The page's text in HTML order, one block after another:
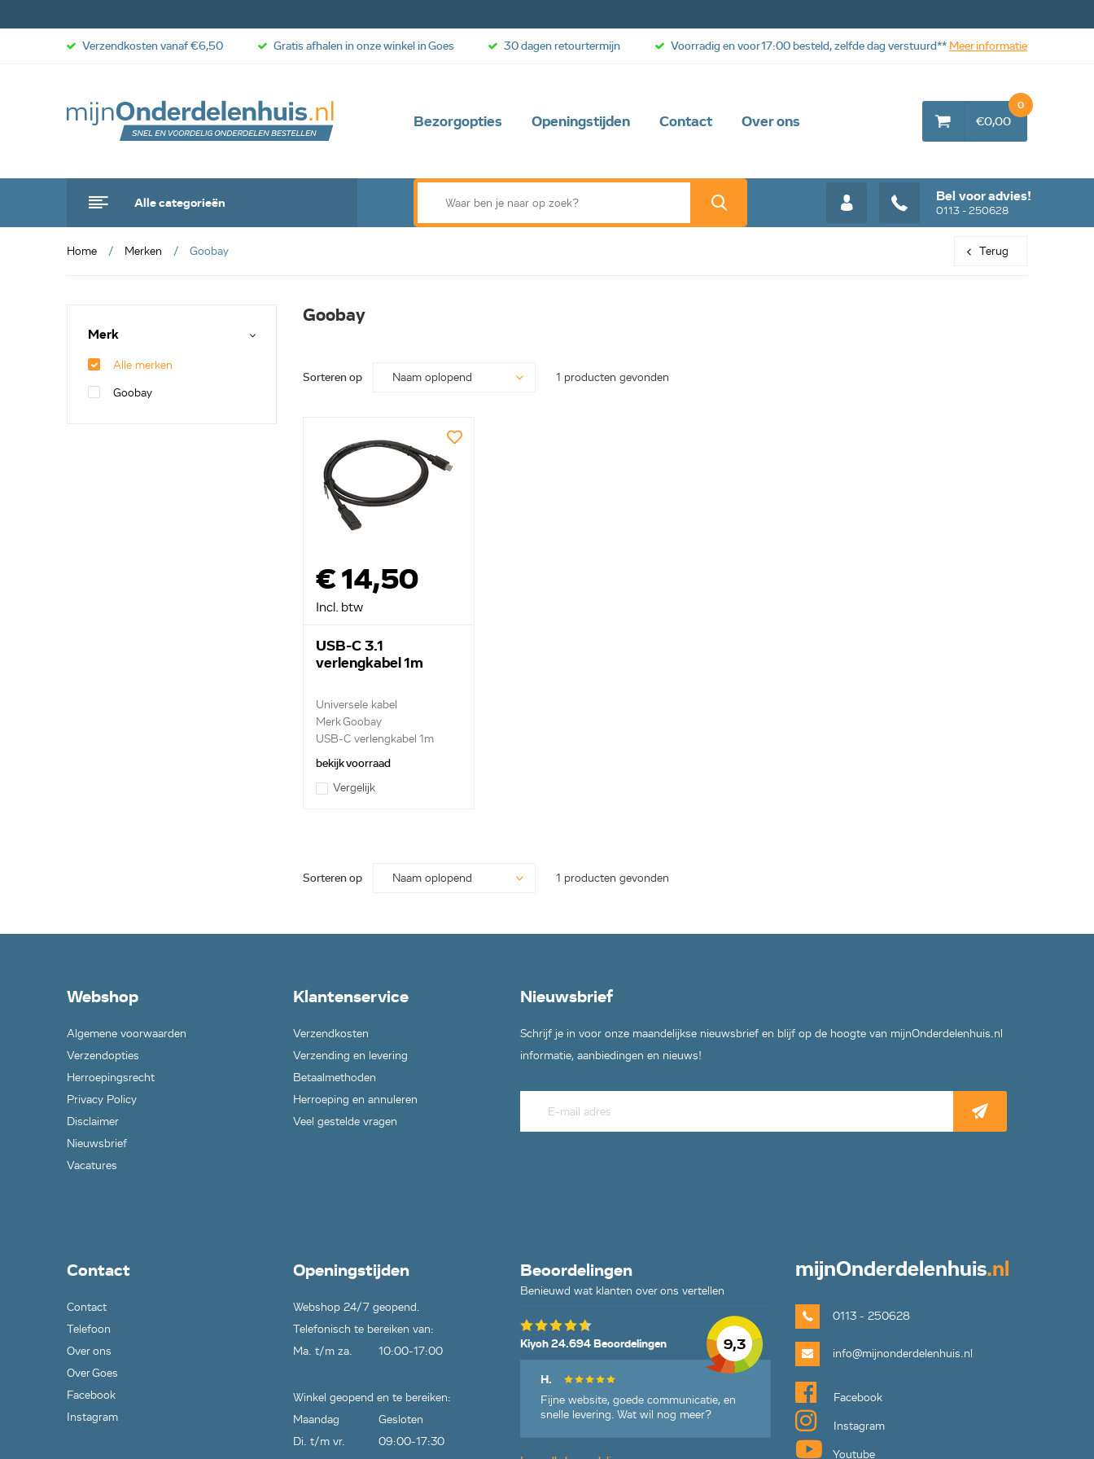
Bezorgopties Openingstijden Contact Over ons
Alle categorieën Bel voor advies!
0113 - 250628
€0,00
0
Verzendkosten vanaf €6,50 Gratis afhalen in onze winkel in Goes 30 dagen retourtermijn Voorradig en voor 17:00 besteld, zelfde dag verstuurd** Meer informatie
Home Merken Goobay Terug
Merk
Alle merken
Goobay
Goobay
Sorteren op 1 producten gevonden
€ 14,50
Incl. btw
USB-C 3.1
verlengkabel 1m
Universele kabel
Merk Goobay
USB-C verlengkabel 1m
bekijk voorraad
Vergelijk
Sorteren op 1 producten gevonden
Webshop
Algemene voorwaarden
Verzendopties
Herroepingsrecht
Privacy Policy
Disclaimer
Nieuwsbrief
Vacatures
Klantenservice
Verzendkosten
Verzending en levering
Betaalmethoden
Herroeping en annuleren
Veel gestelde vragen
Nieuwsbrief
Schrijf je in voor onze maandelijkse nieuwsbrief en blijf op de hoogte van mijnOnderdelenhuis.nl
informatie, aanbiedingen en nieuws!
Contact
Contact
Telefoon
Over ons
Over Goes
Facebook
Instagram
Openingstijden
Webshop 24/7 geopend.
Telefonisch te bereiken van:
Ma. t/m za.
10:00-17:00
Winkel geopend en te bereiken:
Maandag
Gesloten
Di. t/m vr.
09:00-17:30
Beoordelingen
Benieuwd wat klanten over ons vertellen
9,3
Kiyoh 24.694 Beoordelingen
H.
Fijne website, goede communicatie, en
snelle levering. Wat wil nog meer?
mijnOnderdelenhuis.nl
0113 - 250628
info@mijnonderdelenhuis.nl
Facebook
Instagram
Youtube